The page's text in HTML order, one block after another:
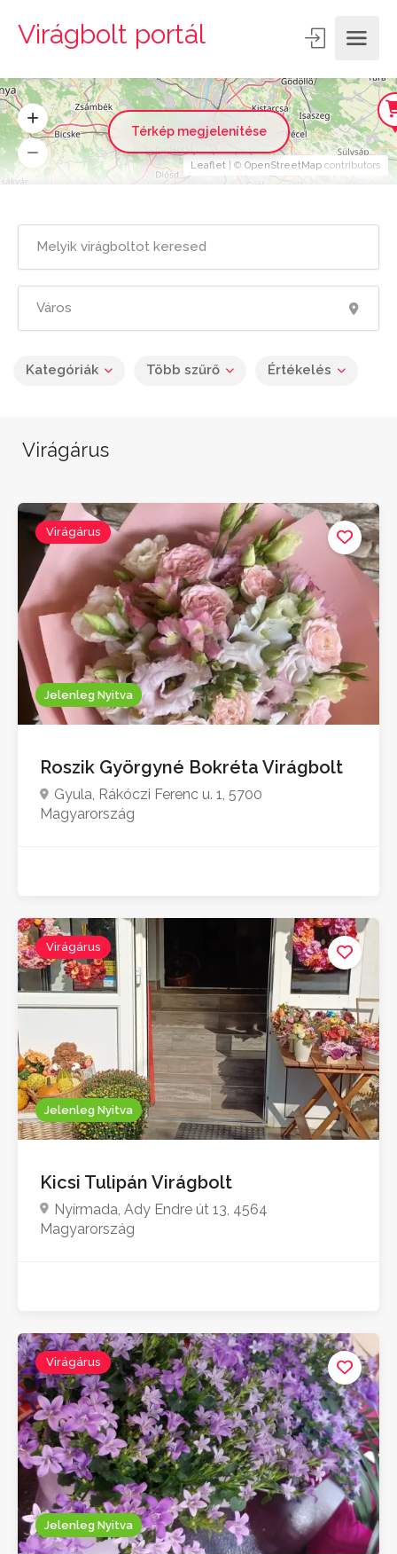
Virágbolt portál
Kategóriák Több szűrő Értékelés
Virágárus
Jelenleg Nyitva
Virágárus
Roszik Györgyné Bokréta Virágbolt
Gyula, Rákóczi Ferenc u. 1, 5700
Magyarország
Jelenleg Nyitva
Virágárus
Kicsi Tulipán Virágbolt
Nyírmada, Ady Endre út 13, 4564
Magyarország
Jelenleg Nyitva
Virágárus
Leaflet | © OpenStreetMap contributors
Térkép megjelenítése